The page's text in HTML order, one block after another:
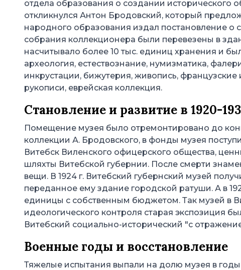
отдела образования о создании исторического
откликнулся Антон Бродовский, который
народного образования издал постановление
собрания коллекционера были перевезены в
насчитывало более 10 тыс. единиц хранения и
археология, естествознание, нумизматика,
инкрустации, бижутерия, живопись,
рукописи, еврейская коллекция.
Становление и развитие в 1920-
Помещение музея было отремонтировано до
коллекции А. Бродовского, в фонды музея
Витебск Виленского офицерского общества,
шляхты Витебской губернии. После смерти
вещи. В 1924 г. Витебский губернский музей
переданное ему здание городской ратуши. А в
единицы с собственным бюджетом. Так музей в
идеологического контроля старая экспозиция
Витебский социально-исторический "с
Военные годы и восстановление
Тяжелые испытания выпали на долю музея в